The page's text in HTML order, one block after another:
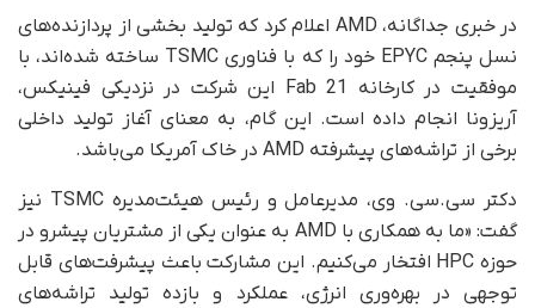
در خبری جداگانه، AMD اعلام کرد که تولید بخشی از پردازنده‌های
نسل پنجم EPYC خود را که با فناوری TSMC ساخته شده‌اند، با
موفقیت در کارخانه Fab 21 این شرکت در نزدیکی فینیکس،
آریزونا انجام داده است. این گام، به معنای آغاز تولید داخلی
برخی از تراشه‌های پیشرفته AMD در خاک آمریکا می‌باشد.
دکتر سی.سی. وی، مدیرعامل و رئیس هیئت‌مدیره TSMC نیز
گفت: «ما به همکاری با AMD به عنوان یکی از مشتریان پیشرو در
حوزه HPC افتخار می‌کنیم. این مشارکت باعث پیشرفت‌های قابل
توجهی در بهره‌وری انرژی، عملکرد و بازده تولید تراشه‌های